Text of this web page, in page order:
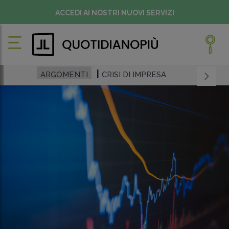
ACCEDI AI NOSTRI NUOVI SERVIZI
ARGOMENTI CRISI DI IMPRESA